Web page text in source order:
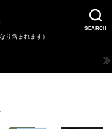
SEARCH
り含まれます）